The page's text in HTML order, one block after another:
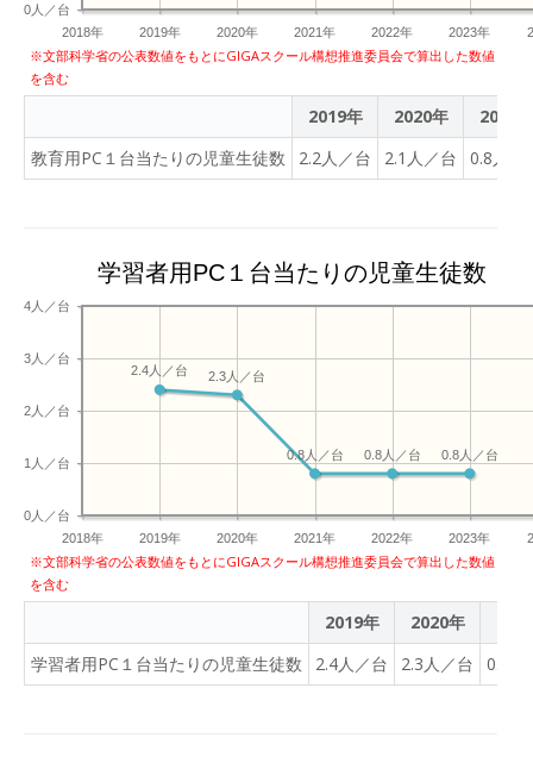
2018年 2019年 2020年 2021年 2022年 2023年
0人／台
※文部科学省の公表数値をもとにGIGAスクール構想推進委員会で算出した数値
を含む
2019年 2020年
2021年
教育用PC１台当たりの児童生徒数
2.2人／台 2.1人／台 0.8人／
学習者用PC１台当たりの児童生徒数
2018年 2019年 2020年 2021年 2022年 2023年
0人／台
1人／台
2人／台
3人／台
4人／台
0.8人／台
0.8人／台
0.8人／台
2.3人／台
2.4人／台
※文部科学省の公表数値をもとにGIGAスクール構想推進委員会で算出した数値
を含む
2019年 2020年
学習者用PC１台当たりの児童生徒数
2.4人／台 2.3人／台 0.8人